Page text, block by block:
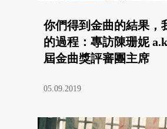
你們得到金曲的結果，
的過程：專訪陳珊妮
屆金曲獎評審團主席
05.09.2019